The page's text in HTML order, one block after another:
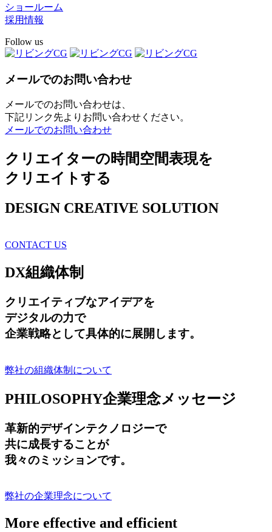
ショールーム
採用情報
Follow us
メールでのお問い合わせ
メールでのお問い合わせは、
下記リンク先よりお問い合わせください。
メールでのお問い合わせ
クリエイターの時間空間表現を
クリエイトする
DESIGN CREATIVE SOLUTION
CONTACT US
DX組織体制
クリエイティブなアイデアを
デジタルの力で
企業戦略として具体的に展開します。
弊社の組織体制について
PHILOSOPHY企業理念メッセージ
革新的デザインテクノロジーで
共に成長することが
我々のミッションです。
弊社の企業理念について
More effective and efficient